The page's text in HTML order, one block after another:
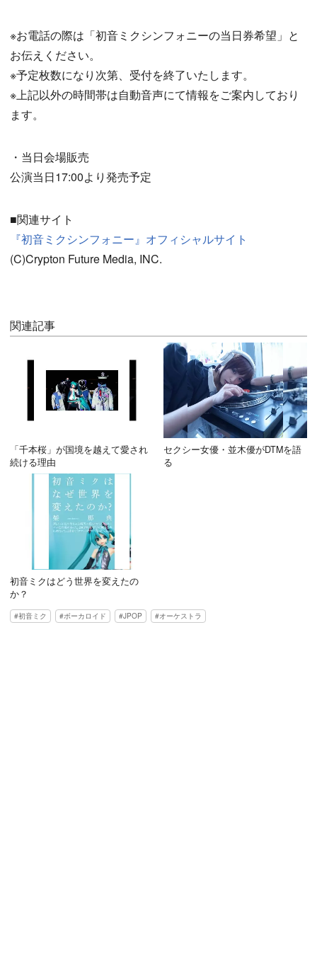
※お電話の際は「初音ミクシンフォニーの当日券希望」と
お伝えください。
※予定枚数になり次第、受付を終了いたします。
※上記以外の時間帯は自動音声にて情報をご案内しており
ます。
・当日会場販売
公演当日17:00より発売予定
■関連サイト
『初音ミクシンフォニー』オフィシャルサイト
(C)Crypton Future Media, INC.
関連記事
「千本桜」が国境を越えて愛され
続ける理由
セクシー女優・並木優がDTMを語
る
初音ミクはどう世界を変えたの
か？
初音ミク ボーカロイド JPOP オーケストラ